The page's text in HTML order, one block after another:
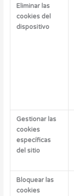
Eliminar las
cookies del
dispositivo
Gestionar las
cookies
específicas
del sitio
Bloquear las
cookies